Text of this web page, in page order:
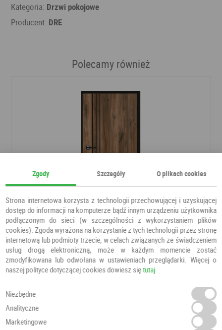
Kategoria: Drzwi pokojowe
Producent: DRE
Polecamy również
Drzwi Porto Pro 1
Drzwi pokojoweESSTILO
500,00 PLN500,00 PLN
Zgody Szczegóły O plikach cookies
Strona internetowa korzysta z technologii przechowującej i uzyskującej
dostęp do informacji na komputerze bądź innym urządzeniu użytkownika
podłączonym do sieci (w szczególności z wykorzystaniem plików
cookies). Zgoda wyrażona na korzystanie z tych technologii przez stronę
internetową lub podmioty trzecie, w celach związanych ze świadczeniem
usług drogą elektroniczną, może w każdym momencie zostać
zmodyfikowana lub odwołana w ustawieniach przeglądarki. Więcej o
naszej polityce dotyczącej cookies dowiesz siętutaj
Niezbędne
Analityczne
Marketingowe